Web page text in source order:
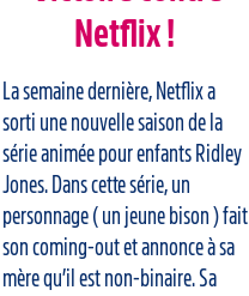
Netflix !
La semaine dernière, Netflix a
sorti une nouvelle saison de la
série animée pour enfants Ridley
Jones. Dans cette série, un
personnage ( un jeune bison ) fait
son coming-out et annonce à sa
mère qu’il est non-binaire. Sa